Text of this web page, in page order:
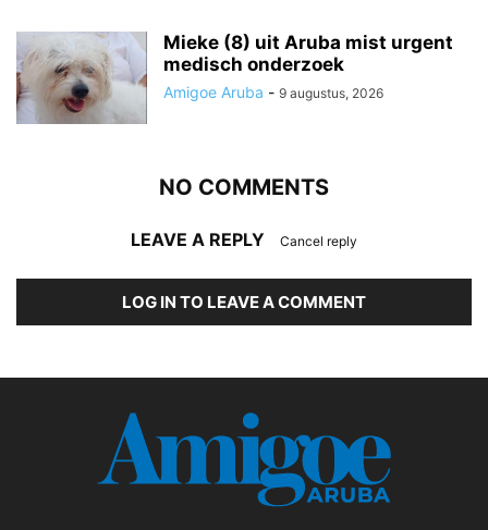
Mieke (8) uit Aruba mist urgent
medisch onderzoek
Amigoe Aruba - 9 augustus, 2026
NO COMMENTS
LEAVE A REPLY Cancel reply
LOG IN TO LEAVE A COMMENT